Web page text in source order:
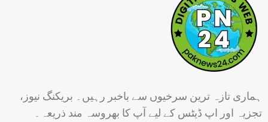
ہماری تازہ ترین سرخیوں سے باخبر رہیں۔ بریکنگ نیوز،
تجزیہ اور اپ ڈیٹس کے لیے آپ کا بھروسہ مند ذریعہ۔